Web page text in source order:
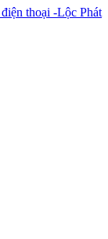
thoại -Lộc Phát